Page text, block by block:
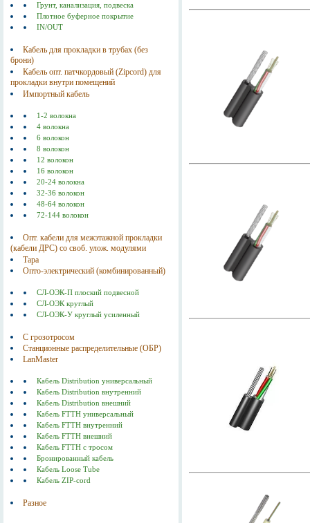
Грунт, канализация, подвеска
Плотное буферное покрытие
IN/OUT
Кабель для прокладки в трубах (без
брони)
Кабель опт. патчкордовый (Zipcord) для
прокладки внутри помещений
Импортный кабель
1-2 волокна
4 волокна
6 волокон
8 волокон
12 волокон
16 волокон
20-24 волокна
32-36 волокон
48-64 волокон
72-144 волокон
Опт. кабели для межэтажной прокладки
(кабели ДРС) со своб. улож. модулями
Тара
Опто-электрический (комбинированный)
СЛ-ОЭК-П плоский подвесной
СЛ-ОЭК круглый
СЛ-ОЭК-У круглый усиленный
С грозотросом
Станционные распределительные (ОБР)
LanMaster
Кабель Distribution универсальный
Кабель Distribution внутренний
Кабель Distribution внешний
Кабель FTTH универсальный
Кабель FTTH внутренний
Кабель FTTH внешний
Кабель FTTH с тросом
Бронированный кабель
Кабель Loose Tube
Кабель ZIP-cord
Разное